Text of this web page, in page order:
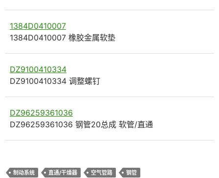
1384D0410007
1384D0410007 橡胶金属软垫
DZ9100410334
DZ9100410334 调整螺钉
DZ96259361036
DZ96259361036 钢管20总成 软管/直通
制动系统 直通/干燥器 空气管路 钢管